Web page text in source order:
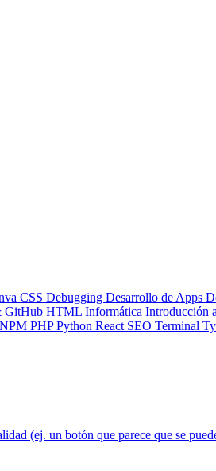
CSS Debugging Desarrollo de Apps
GitHub HTML Informática Introducción
NPM PHPPython React SEO Terminal
(ej. un botón que parece que se